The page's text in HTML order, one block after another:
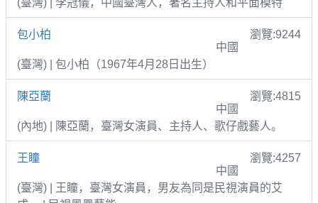
包小柏
瀏覽:9244
中國
(臺灣) | 包小柏（1967年4月28日出生）
陳亞蘭
瀏覽:4815
中國
(內地) | 陳亞蘭，臺灣女演員、主持人、歌仔戲藝人。
王瞳
瀏覽:4257
中國
(臺灣) | 王瞳，臺灣女演員，男友為同是民視演員的艾